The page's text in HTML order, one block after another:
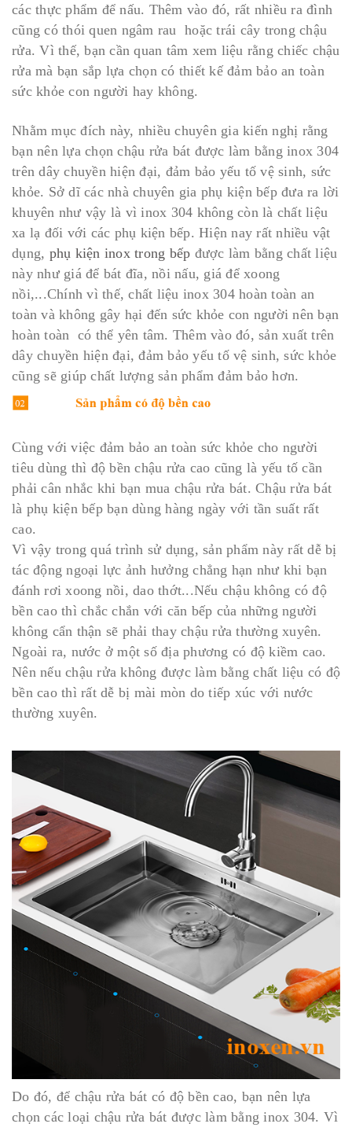
các thực phẩm để nấu. Thêm vào đó, rất nhiều ra đình
cũng có thói quen ngâm rau hoặc trái cây trong chậu
rửa. Vì thế, bạn cần quan tâm xem liệu rằng chiếc chậu
rửa mà bạn sắp lựa chọn có thiết kế đảm bảo an toàn
sức khỏe con người hay không.
Nhằm mục đích này, nhiều chuyên gia kiến nghị rằng
bạn nên lựa chọn chậu rửa bát được làm bằng inox 304
trên dây chuyền hiện đại, đảm bảo yếu tố vệ sinh, sức
khỏe. Sở dĩ các nhà chuyên gia phụ kiện bếp đưa ra lời
khuyên như vậy là vì inox 304 không còn là chất liệu
xa lạ đối với các phụ kiện bếp. Hiện nay rất nhiều vật
dụng, phụ kiện inox trong bếp được làm bằng chất liệu
này như giá để bát đĩa, nồi nấu, giá để xoong
nồi,...Chính vì thế, chất liệu inox 304 hoàn toàn an
toàn và không gây hại đến sức khỏe con người nên bạn
hoàn toàn có thể yên tâm. Thêm vào đó, sản xuất trên
dây chuyền hiện đại, đảm bảo yếu tố vệ sinh, sức khỏe
cũng sẽ giúp chất lượng sản phẩm đảm bảo hơn.
Cùng với việc đảm bảo an toàn sức khỏe cho người
tiêu dùng thì độ bền chậu rửa cao cũng là yếu tố cần
phải cân nhắc khi bạn mua chậu rửa bát. Chậu rửa bát
là phụ kiện bếp bạn dùng hàng ngày với tần suất rất
cao.
Vì vậy trong quá trình sử dụng, sản phẩm này rất dễ bị
tác động ngoại lực ảnh hưởng chẳng hạn như khi bạn
đánh rơi xoong nồi, dao thớt...Nếu chậu không có độ
bền cao thì chắc chắn với căn bếp của những người
không cẩn thận sẽ phải thay chậu rửa thường xuyên.
Ngoài ra, nước ở một số địa phương có độ kiềm cao.
Nên nếu chậu rửa không được làm bằng chất liệu có độ
bền cao thì rất dễ bị mài mòn do tiếp xúc với nước
thường xuyên.
Do đó, để chậu rửa bát có độ bền cao, bạn nên lựa
chọn các loại chậu rửa bát được làm bằng inox 304. Vì